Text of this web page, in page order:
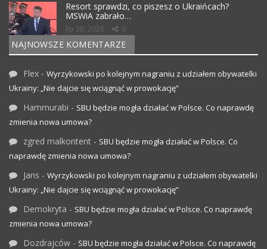
Resort sprawdzi, co piszesz o Ukraińcach?
MSWiA zabrało…
lip 30, 2026 0
NAJNOWSZE KOMENTARZE
Flex - Wyrzykowski po kolejnym nagraniu z udziałem obywatelki
Ukrainy: „Nie dajcie się wciągnąć w prowokację”
Hammurabi - SBU będzie mogła działać w Polsce. Co naprawdę
zmienia nowa umowa?
zgred malkontent - SBU będzie mogła działać w Polsce. Co
naprawdę zmienia nowa umowa?
Jans - Wyrzykowski po kolejnym nagraniu z udziałem obywatelki
Ukrainy: „Nie dajcie się wciągnąć w prowokację”
Demokryta - SBU będzie mogła działać w Polsce. Co naprawdę
zmienia nowa umowa?
Dozdrajców - SBU będzie mogła działać w Polsce. Co naprawdę